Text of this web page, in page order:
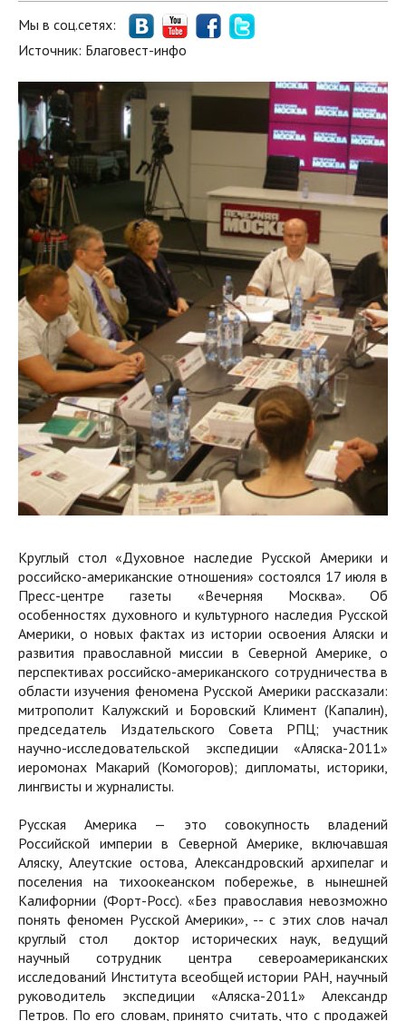
Мы в соц.сетях:
Источник: Благовест-инфо
Круглый стол «Духовное наследие Русской Америки и
российско-американские отношения» состоялся 17 июля в
Пресс-центре газеты «Вечерняя Москва». Об
особенностях духовного и культурного наследия Русской
Америки, о новых фактах из истории освоения Аляски и
развития православной миссии в Северной Америке, о
перспективах российско-американского сотрудничества в
области изучения феномена Русской Америки рассказали:
митрополит Калужский и Боровский Климент (Капалин),
председатель Издательского Совета РПЦ; участник
научно-исследовательской экспедиции «Аляска-2011»
иеромонах Макарий (Комогоров); дипломаты, историки,
лингвисты и журналисты.
Русская Америка — это совокупность владений
Российской империи в Северной Америке, включавшая
Аляску, Алеутские остова, Александровский архипелаг и
поселения на тихоокеанском побережье, в нынешней
Калифорнии (Форт-Росс). «Без православия невозможно
понять феномен Русской Америки», -- с этих слов начал
круглый стол доктор исторических наук, ведущий
научный сотрудник центра североамериканских
исследований Института всеобщей истории РАН, научный
руководитель экспедиции «Аляска-2011» Александр
Петров. По его словам, принято считать, что с продажей